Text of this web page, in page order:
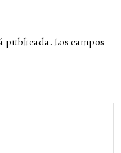
publicada. Los campos